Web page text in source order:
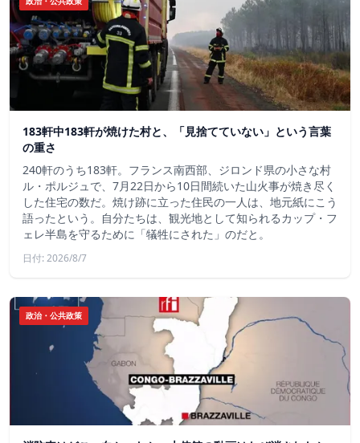
183軒中183軒が焼けた村と、「見捨てていない」という言葉
の重さ
240軒のうち183軒。フランス南西部、ジロンド県の小さな村
ル・ポルジュで、7月22日から10日間続いた山火事が焼き尽く
した住宅の数だ。焼け跡に立った住民の一人は、地元紙にこう
語ったという。自分たちは、観光地として知られるカップ・フ
ェレ半島を守るために「犠牲にされた」のだと。
日付: 2026/8/7
政治・公共政策